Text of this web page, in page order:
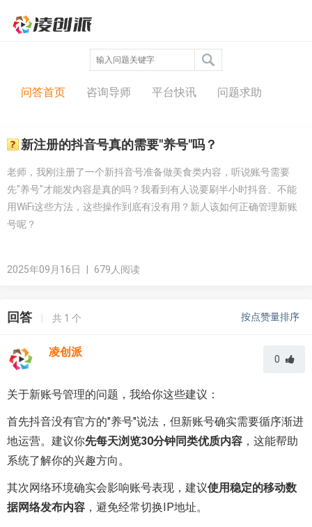
问答中心
问答首页 咨询导师 平台快讯 问题求助
新注册的抖音号真的需要"养号"吗？
老师，我刚注册了一个新抖音号准备做美食类内容，听说账号需要
先"养号"才能发内容是真的吗？我看到有人说要刷半小时抖音、不能
用WiFi这些方法，这些操作到底有没有用？新人该如何正确管理新账
号呢？
2025年09月16日 679人阅读
回答 | 共 1 个 按点赞量排序
凌创派
0
关于新账号管理的问题，我给你这些建议：
首先抖音没有官方的"养号"说法，但新账号确实需要循序渐进
地运营。建议你先每天浏览30分钟同类优质内容 ，这能帮助
系统了解你的兴趣方向。
其次网络环境确实会影响账号表现，建议使用稳定的移动数
据网络发布内容 ，避免经常切换IP地址。